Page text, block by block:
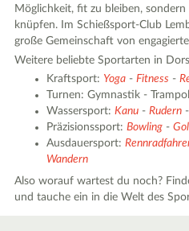
Möglichkeit, fit zu bleiben, sondern
knüpfen. Im Schießsport-Club
große Gemeinschaft von
Weitere beliebte Sportarten in
Kraftsport: Yoga -Fitness -
Turnen: Gymnastik -
Wassersport:Kanu -Rudern
Präzisionssport:Bowling -
Ausdauersport:
Wandern
Also worauf wartest du noch?
und tauche ein in die Welt des